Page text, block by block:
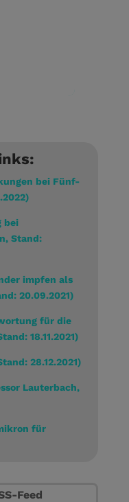
bei Fünf-
bei
Stand:
impfen als
20.09.2021)
für die
18.11.2021)
28.12.2021)
Lauterbach,
für
Feed